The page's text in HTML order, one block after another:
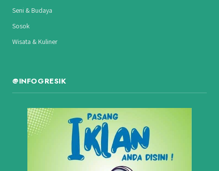
Seni & Budaya
Sosok
Wisata & Kuliner
@INFOGRESIK